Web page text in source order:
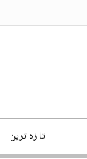
تا زہ ترین